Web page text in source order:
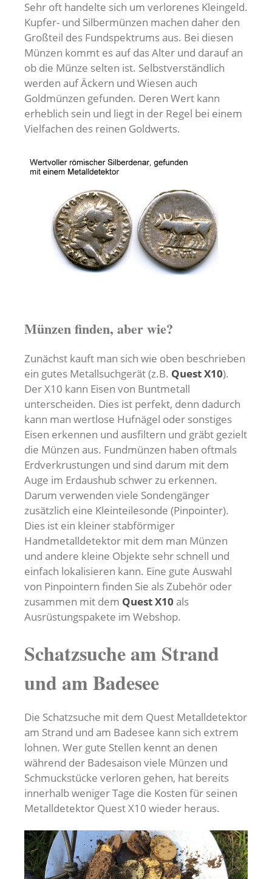
Sehr oft handelte sich um verlorenes Kleingeld.
Kupfer- und Silbermünzen machen daher den
Großteil des Fundspektrums aus. Bei diesen
Münzen kommt es auf das Alter und darauf an
ob die Münze selten ist. Selbstverständlich
werden auf Äckern und Wiesen auch
Goldmünzen gefunden. Deren Wert kann
erheblich sein und liegt in der Regel bei einem
Vielfachen des reinen Goldwerts.
Münzen finden, aber wie?
Zunächst kauft man sich wie oben beschrieben
ein gutes Metallsuchgerät (z.B. Quest X10).
Der X10 kann Eisen von Buntmetall
unterscheiden. Dies ist perfekt, denn dadurch
kann man wertlose Hufnägel oder sonstiges
Eisen erkennen und ausfiltern und gräbt gezielt
die Münzen aus. Fundmünzen haben oftmals
Erdverkrustungen und sind darum mit dem
Auge im Erdaushub schwer zu erkennen.
Darum verwenden viele Sondengänger
zusätzlich eine Kleinteilesonde (Pinpointer).
Dies ist ein kleiner stabförmiger
Handmetalldetektor mit dem man Münzen
und andere kleine Objekte sehr schnell und
einfach lokalisieren kann. Eine gute Auswahl
von Pinpointern finden Sie als Zubehör oder
zusammen mit dem Quest X10 als
Ausrüstungspakete im Webshop.
Schatzsuche am Strand
und am Badesee
Die Schatzsuche mit dem Quest Metalldetektor
am Strand und am Badesee kann sich extrem
lohnen. Wer gute Stellen kennt an denen
während der Badesaison viele Münzen und
Schmuckstücke verloren gehen, hat bereits
innerhalb weniger Tage die Kosten für seinen
Metalldetektor Quest X10 wieder heraus.